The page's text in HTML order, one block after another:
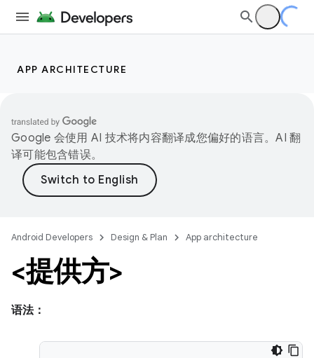
APP ARCHITECTURE
Google 会使用 AI 技术将内容翻译成您偏好的语言。AI 翻
译可能包含错误。
Android Developers Design & Plan App architecture
<提供方>
语法：